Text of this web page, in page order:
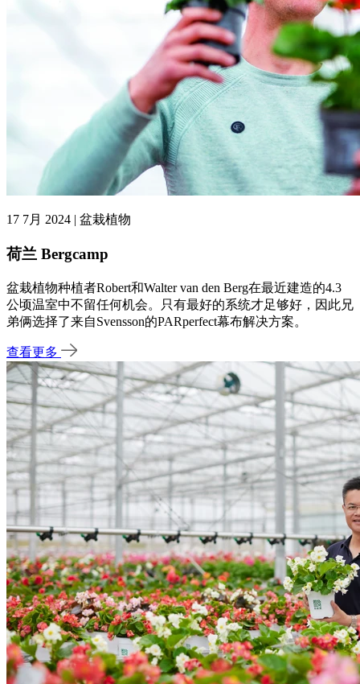
17 7月 2024 | 盆栽植物
荷兰 Bergcamp
盆栽植物种植者Robert和Walter van den Berg在最近建造的4.3
公顷温室中不留任何机会。只有最好的系统才足够好，因此兄
弟俩选择了来自Svensson的PARperfect幕布解决方案。
查看更多